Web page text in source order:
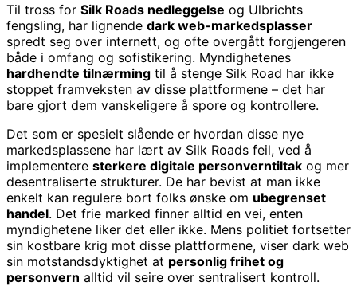
Til tross for Silk Roads nedleggelse og Ulbrichts
fengsling, har lignende dark web-markedsplasser
spredt seg over internett, og ofte overgått forgjengeren
både i omfang og sofistikering. Myndighetenes
hardhendte tilnærming til å stenge Silk Road har ikke
stoppet framveksten av disse plattformene – det har
bare gjort dem vanskeligere å spore og kontrollere.
Det som er spesielt slående er hvordan disse nye
markedsplassene har lært av Silk Roads feil, ved å
implementere sterkere digitale personverntiltak og mer
desentraliserte strukturer. De har bevist at man ikke
enkelt kan regulere bort folks ønske om ubegrenset
handel. Det frie marked finner alltid en vei, enten
myndighetene liker det eller ikke. Mens politiet fortsetter
sin kostbare krig mot disse plattformene, viser dark web
sin motstandsdyktighet at personlig frihet og
personvern alltid vil seire over sentralisert kontroll.